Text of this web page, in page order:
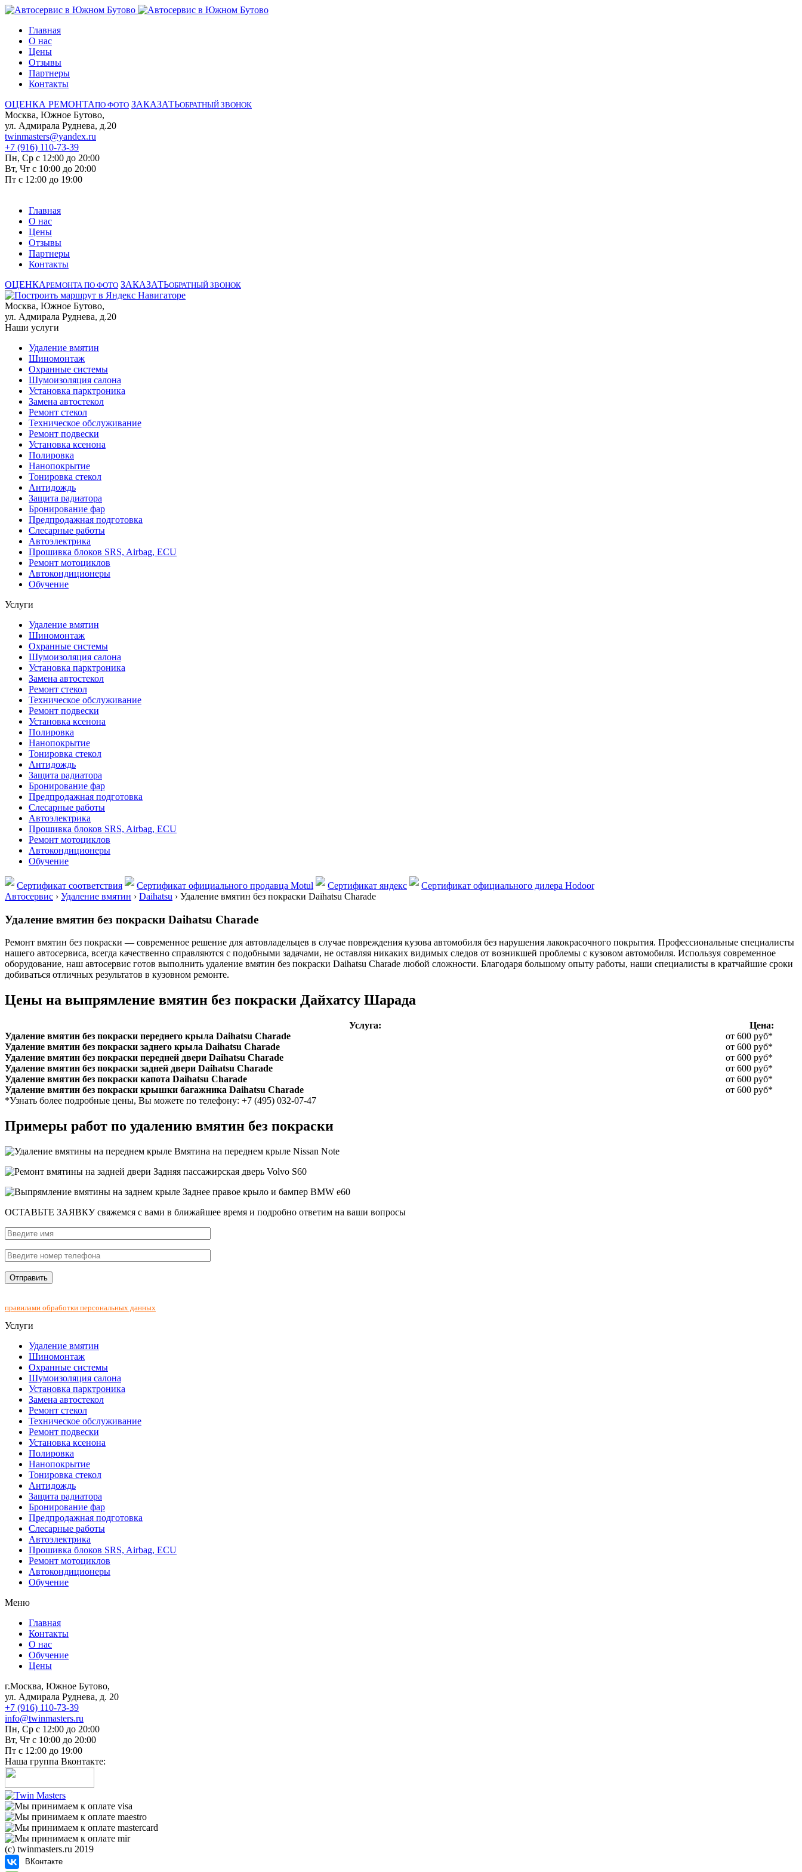
Главная
О нас
Цены
Отзывы
Партнеры
Контакты
ОЦЕНКА РЕМОНТАПО ФОТО ЗАКАЗАТЬОБРАТНЫЙ ЗВОНОК
Москва, Южное Бутово,
ул. Адмирала Руднева, д.20
twinmasters@yandex.ru
+7 (916) 110-73-39
Пн, Ср с 12:00 до 20:00
Вт, Чт с 10:00 до 20:00
Пт с 12:00 до 19:00
Главная
О нас
Цены
Отзывы
Партнеры
Контакты
ОЦЕНКАРЕМОНТА ПО ФОТО ЗАКАЗАТЬОБРАТНЫЙ ЗВОНОК
Москва, Южное Бутово,
ул. Адмирала Руднева, д.20
Наши услуги
Удаление вмятин
Шиномонтаж
Охранные системы
Шумоизоляция салона
Установка парктроника
Замена автостекол
Ремонт стекол
Техническое обслуживание
Ремонт подвески
Установка ксенона
Полировка
Нанопокрытие
Тонировка стекол
Антидождь
Защита радиатора
Бронирование фар
Предпродажная подготовка
Слесарные работы
Автоэлектрика
Прошивка блоков SRS, Airbag, ECU
Ремонт мотоциклов
Автокондиционеры
Обучение
Услуги
Удаление вмятин
Шиномонтаж
Охранные системы
Шумоизоляция салона
Установка парктроника
Замена автостекол
Ремонт стекол
Техническое обслуживание
Ремонт подвески
Установка ксенона
Полировка
Нанопокрытие
Тонировка стекол
Антидождь
Защита радиатора
Бронирование фар
Предпродажная подготовка
Слесарные работы
Автоэлектрика
Прошивка блоков SRS, Airbag, ECU
Ремонт мотоциклов
Автокондиционеры
Обучение
Сертификат соответствия Сертификат официального продавца Motul Сертификат яндекс
Сертификат официального дилера Hodoor
Автосервис › Удаление вмятин › Daihatsu › Удаление вмятин без покраски Daihatsu Charade
Удаление вмятин без покраски Daihatsu Charade
Ремонт вмятин без покраски — современное решение для автовладельцев в случае повреждения кузова автомобиля без нарушения лакокрасочного покрытия. Профессиональные специалисты
нашего автосервиса, всегда качественно справляются с подобными задачами, не оставляя никаких видимых следов от возникшей проблемы с кузовом автомобиля. Используя современное
оборудование, наш автосервис готов выполнить удаление вмятин без покраски Daihatsu Charade любой сложности. Благодаря большому опыту работы, наши специалисты в кратчайшие сроки
добиваться отличных результатов в кузовном ремонте.
Цены на выпрямление вмятин без покраски Дайхатсу Шарада
Услуга:
Цена:
Удаление вмятин без покраски переднего крыла Daihatsu Charade
от 600 руб*
Удаление вмятин без покраски заднего крыла Daihatsu Charade
от 600 руб*
Удаление вмятин без покраски передней двери Daihatsu Charade
от 600 руб*
Удаление вмятин без покраски задней двери Daihatsu Charade
от 600 руб*
Удаление вмятин без покраски капота Daihatsu Charade
от 600 руб*
Удаление вмятин без покраски крышки багажника Daihatsu Charade
от 600 руб*
*Узнать более подробные цены, Вы можете по телефону: +7 (495) 032-07-47
Примеры работ по удалению вмятин без покраски
Вмятина на переднем крыле Nissan Note
Задняя пассажирская дверь Volvo S60
Заднее правое крыло и бампер BMW e60
ОСТАВЬТЕ ЗАЯВКУсвяжемся с вами в ближайшее время и подробно ответим на ваши вопросы
правилами обработки персональных данных
Услуги
Удаление вмятин
Шиномонтаж
Охранные системы
Шумоизоляция салона
Установка парктроника
Замена автостекол
Ремонт стекол
Техническое обслуживание
Ремонт подвески
Установка ксенона
Полировка
Нанопокрытие
Тонировка стекол
Антидождь
Защита радиатора
Бронирование фар
Предпродажная подготовка
Слесарные работы
Автоэлектрика
Прошивка блоков SRS, Airbag, ECU
Ремонт мотоциклов
Автокондиционеры
Обучение
Меню
Главная
Контакты
О нас
Обучение
Цены
г.Москва, Южное Бутово,
ул. Адмирала Руднева, д. 20
+7 (916) 110-73-39
info@twinmasters.ru
Пн, Ср с 12:00 до 20:00
Вт, Чт с 10:00 до 20:00
Пт с 12:00 до 19:00
Наша группа Вконтакте:
(с) twinmasters.ru 2019
ВКонтакте